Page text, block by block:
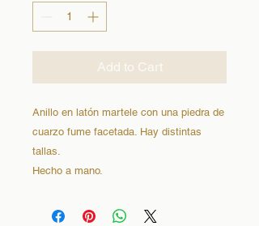
Add to Cart
Anillo en latón martele con una piedra de
cuarzo fume facetada. Hay distintas
tallas.
Hecho a mano.